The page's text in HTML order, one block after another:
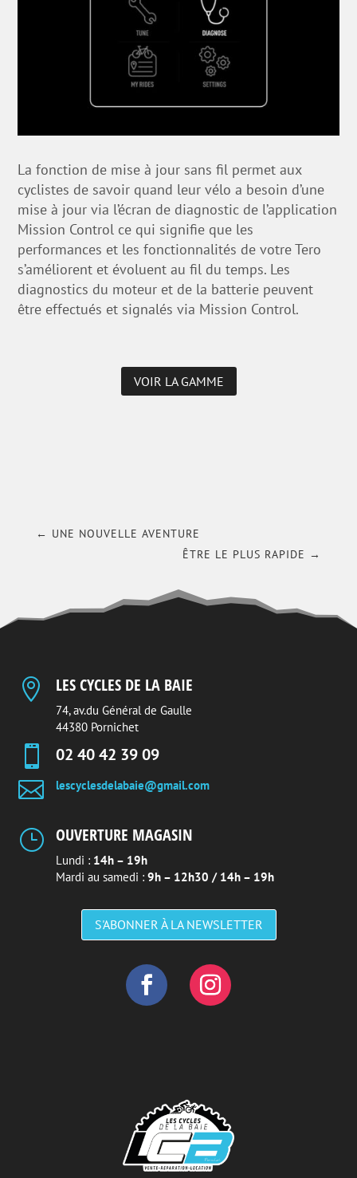
La fonction de mise à jour sans fil permet aux
cyclistes de savoir quand leur vélo a besoin d’une
mise à jour via l’écran de diagnostic de l’application
Mission Control ce qui signifie que les
performances et les fonctionnalités de votre Tero
s’améliorent et évoluent au fil du temps. Les
diagnostics du moteur et de la batterie peuvent
être effectués et signalés via Mission Control.
VOIR LA GAMME
← UNE NOUVELLE AVENTURE
ÊTRE LE PLUS RAPIDE →
 LES CYCLES DE LA BAIE
74, av.du Général de Gaulle
44380 Pornichet
 02 40 42 39 09
 lescyclesdelabaie@gmail.com
} OUVERTURE MAGASIN
Lundi : 14h – 19h
Mardi au samedi : 9h – 12h30 / 14h – 19h
S'ABONNER À LA NEWSLETTER